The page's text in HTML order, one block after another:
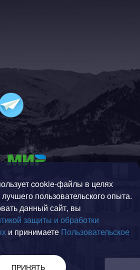
Sochi
ул. Мира, 161
cookie-файлы в целях
пользовательского опыта.
данный сайт, вы
защиты и обработки
и принимаете Пользовательское
ПРИНЯТЬ